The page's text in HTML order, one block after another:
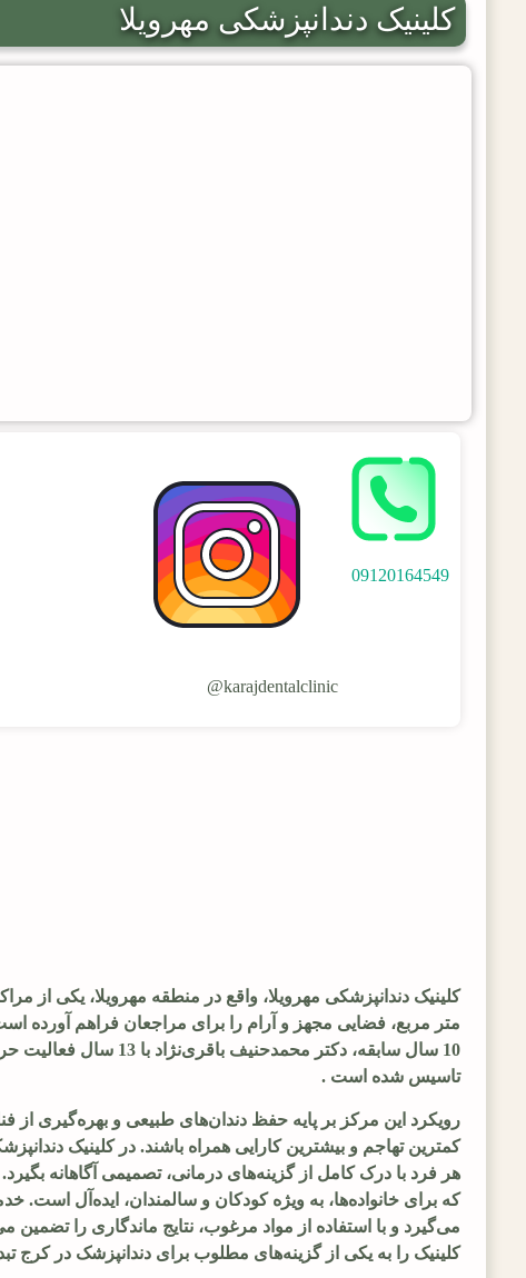
کلینیک دندانپزشکی مهرویلا
09120164549
karajdentalclinic@
متر مربع، فضایی مجهز و آرام را برای مراجعان فراهم آورده
10 سال سابقه، دکتر
تاسیس شده است .
رویکرد این مرکز بر پایه حفظ دندان‌های طبیعی و بهره‌گیری از
کمترین تهاجم و بیشترین کارایی همراه باشند. در کلینیک
هر فرد با درک کامل از گزینه‌های درمانی، تصمیمی آگاهانه
که برای خانواده‌ها، به ویژه کودکان و سالمندان، ایده‌آل است.
می‌گیرد و با استفاده از مواد مرغوب، نتایج ماندگاری را
کلینیک را به یکی از گزینه‌های مطلوب برای دندانپزشک در کرج